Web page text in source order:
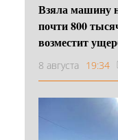
Взяла машину
почти 800
возместит
8 августа 19:34